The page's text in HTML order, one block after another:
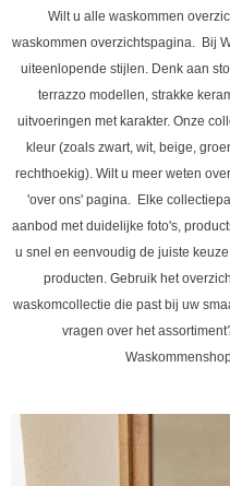
Wilt u alle waskommen
waskommen overzichtspagina. Bij
uiteenlopende stijlen. Denk aan
terrazzo modellen, strakke
uitvoeringen met karakter. Onze
kleur (zoals zwart, wit, beige,
rechthoekig). Wilt u meer weten
'over ons' pagina. Elke
aanbod met duidelijke foto's,
u snel en eenvoudig de juiste
producten. Gebruik het
waskomcollectie die past bij uw
vragen over het